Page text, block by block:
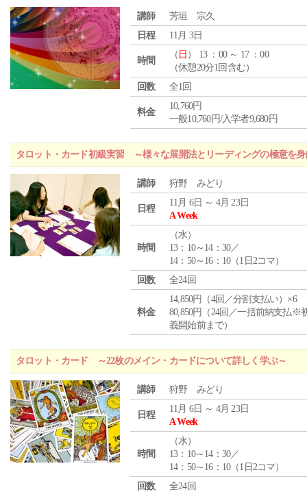
講師
芳垣 宗久
日程
11月 3日
時間
（ 日 ） 13 ：00 ～ 17 ：00
（休憩20分1回含む）
回数
全1回
料金
10,760円
一般10,760円/入学者9,680円
タロット・カード初級実習 ～様々な展開法とリーディングの極意を身
講師 狩野 みどり
日程
11月 6日 ～ 4月 23日
A Week
時間
（水）
13：10～14：30／
14：50～16：10（1日2コマ）
回数
全24回
料金
14,850円（4回／分割支払い）×6
80,850円（24回／一括前納支払※
義開始前まで）
タロット・カード ～22枚のメイン・カードについて詳しく学ぶ～
講師 狩野 みどり
日程
11月 6日 ～ 4月 23日
A Week
時間
（水）
13：10～14：30／
14：50～16：10（1日2コマ）
回数
全24回